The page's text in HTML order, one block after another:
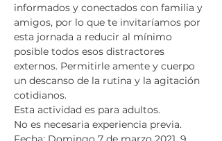
informados y conectados con familia y
amigos, por lo que te invitaríamos por
esta jornada a reducir al mínimo
posible todos esos distractores
externos. Permitirle amente y cuerpo
un descanso de la rutina y la agitación
cotidianos.
​Esta actividad es para adultos.
No es necesaria experiencia previa. ​